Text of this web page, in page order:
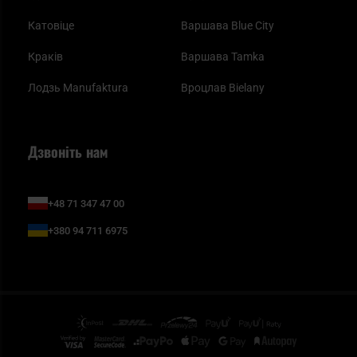
Катовіце
Краків
Лодзь Manufaktura
Варшава Blue City
Варшава Tamka
Вроцлав Bielany
Дзвоніть нам
+48 71 347 47 00
+380 94 711 6975